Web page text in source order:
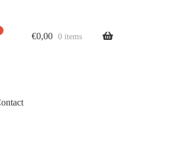
€0,00 0 items